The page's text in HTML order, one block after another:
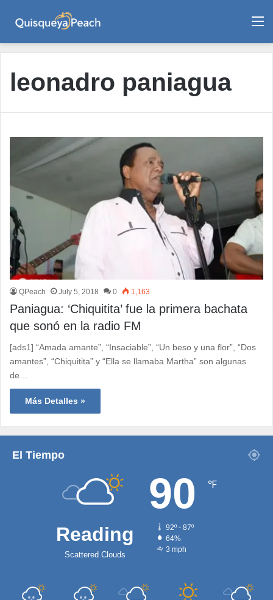
leonadro paniagua
QPeach July 5, 2018 0 1,163
Paniagua: ‘Chiquitita’ fue la primera bachata
que sonó en la radio FM
[ads1] “Amada amante”, “Insaciable”, “Un beso y una flor”, “Dos
amantes”, “Chiquitita” y “Ella se llamaba Martha” son algunas
de…
Más Detalles »
El Tiempo
Reading
Scattered Clouds
90 ℉
92º - 87º
64%
3 mph